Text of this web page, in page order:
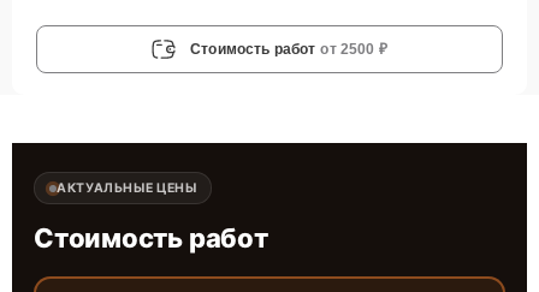
Стоимость работ от 2500 ₽
АКТУАЛЬНЫЕ ЦЕНЫ
Стоимость работ